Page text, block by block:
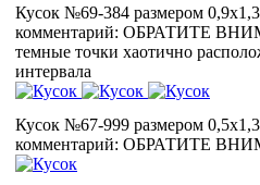
Кусок №69-384 размером
комментарий: ОБРАТИТЕ
темные точки хаотично
интервала
Кусок №67-999 размером
комментарий: ОБРАТИТЕ